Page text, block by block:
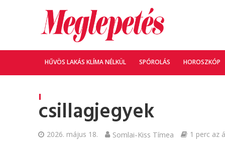
HŰVÖS LAKÁS KLÍMA NÉLKÜL SPÓROLÁS HOROSZKÓP
csillagjegyek
2026. május 18. Somlai-Kiss Tímea 1 perc az